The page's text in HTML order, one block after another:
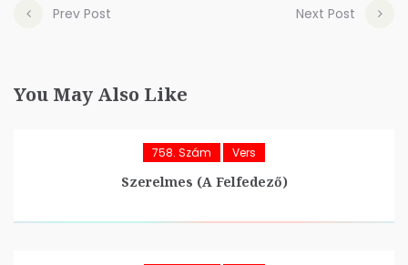
Prev Post Next Post
You May Also Like
758. Szám Vers
Szerelmes (A Felfedező)